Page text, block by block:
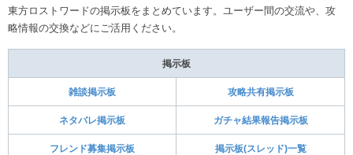
東方ロストワードの掲示板をまとめています。ユーザー間の交流や、攻
略情報の交換などにご活用ください。
掲示板
雑談掲示板 攻略共有掲示板
ネタバレ掲示板 ガチャ結果報告掲示板
フレンド募集掲示板 掲示板(スレッド)一覧